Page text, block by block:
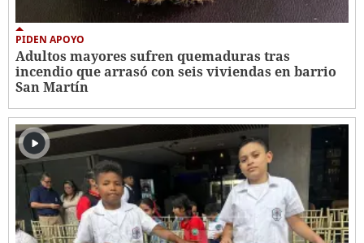
PIDEN APOYO
Adultos mayores sufren quemaduras tras
incendio que arrasó con seis viviendas en barrio
San Martín